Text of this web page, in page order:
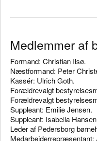
Medlemmer af
Formand: Christian Ilsø.
Næstformand: Peter
Kassér: Ulrich Goth.
Forældrevalgt
Forældrevalgt
Suppleant: Emilie Jensen.
Suppleant: Isabella
Leder af Pedersborg
Medarbejderrepræsentant: